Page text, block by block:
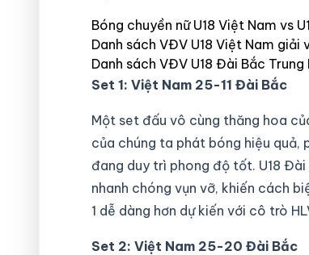
Bóng chuyền nữ U18 Việt Nam vs
Danh sách VĐV U18 Việt Nam
Danh sách VĐV U18 Đài Bắc
Set 1: Việt Nam 25-11 Đài Bắc
Một set đấu vô cùng thăng hoa
của chúng ta phát bóng hiệu quả,
đang duy trì phong độ tốt. U18
nhanh chóng vụn vỡ, khiến cách
1 dễ dàng hơn dự kiến với cô trò
Set 2: Việt Nam 25-20 Đài Bắc